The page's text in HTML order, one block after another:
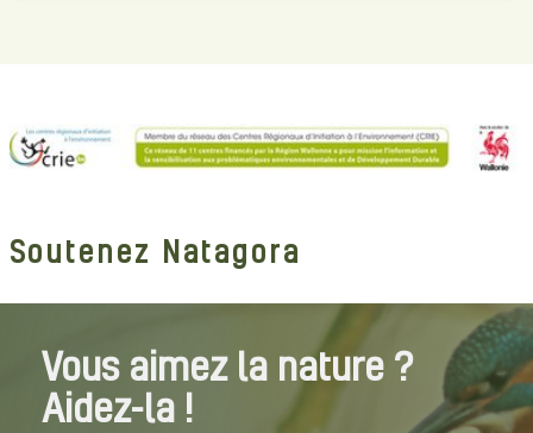
Soutenez Natagora
Vous aimez la nature ?
Aidez-la !